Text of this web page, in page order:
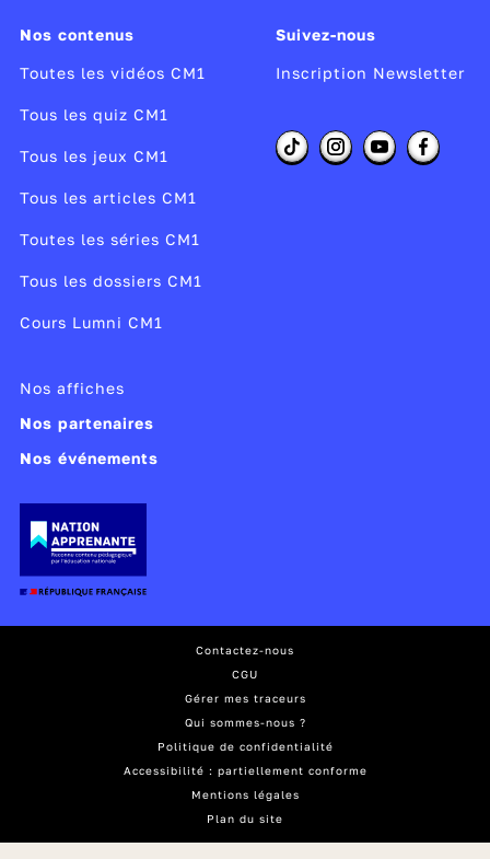
Nos contenus
Toutes les vidéos CM1
Tous les quiz CM1
Tous les jeux CM1
Tous les articles CM1
Toutes les séries CM1
Tous les dossiers CM1
Cours Lumni CM1
Suivez-nous
Inscription Newsletter
Nos affiches
Nos partenaires
Nos événements
Contactez-nous
CGU
Gérer mes traceurs
Qui sommes-nous ?
Politique de confidentialité
Accessibilité : partiellement conforme
Mentions légales
Plan du site